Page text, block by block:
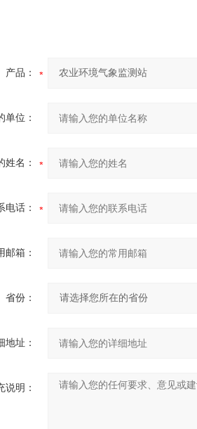
产品：
单位：
姓名：
电话：
邮箱：
省份：
地址：
说明：